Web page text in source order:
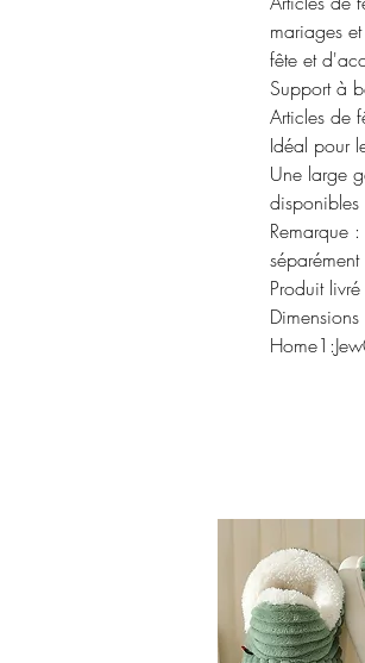
mariages
fête et
Support à
Articles de
Idéal pour
Une large
disponibles
Remarque
séparément
Produit